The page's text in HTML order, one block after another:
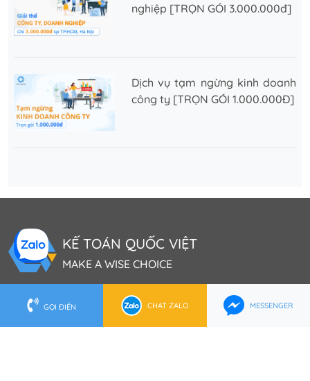
nghiệp [TRỌN GÓI 3.000.000đ]
Dịch vụ tạm ngừng kinh doanh
công ty [TRỌN GÓI 1.000.000Đ]
KẾ TOÁN QUỐC VIỆT
MAKE A WISE CHOICE
Trụ Sở TP.HCM
GỌI ĐIỆN CHAT ZALO MESSENGER